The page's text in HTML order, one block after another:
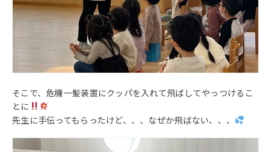
そこで、危機一髪装置にクッパを入れて飛ばしてやっつけるこ
とに
先生に手伝ってもらったけど、、、なぜか飛ばない、、、